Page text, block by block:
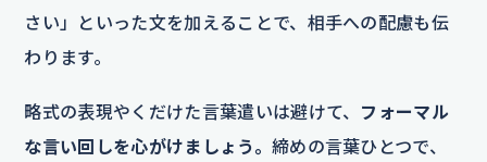
さい」といった文を加えることで、相手への配慮も伝
わります。
略式の表現やくだけた言葉遣いは避けて、 フォーマル
な言い回しを心がけましょう。 締めの言葉ひとつで、